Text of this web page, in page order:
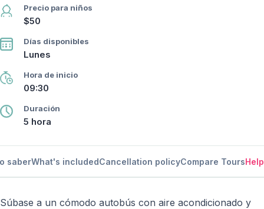
Precio para niños
$50
Días disponibles
Lunes
Hora de inicio
09:30
Duración
5 hora
saberWhat's includedCancellation policyCompare ToursHelp
Súbase a un cómodo autobús con aire acondicionado y